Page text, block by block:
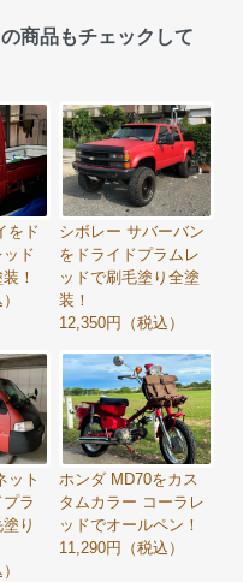
商品もチェックして
をド
ド
！
シボレー サバーバン
をドライドプラムレ
ッドで刷毛塗り全塗
装！
12,350円（税込）
ット
ラ
り
ホンダ MD70をカス
タムカラー コーラレ
ッドでオールペン！
11,290円（税込）